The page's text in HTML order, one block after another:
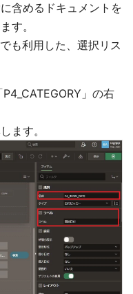
含めるドキュメントを
す。
も利用した、選択リス
」の右
ます。